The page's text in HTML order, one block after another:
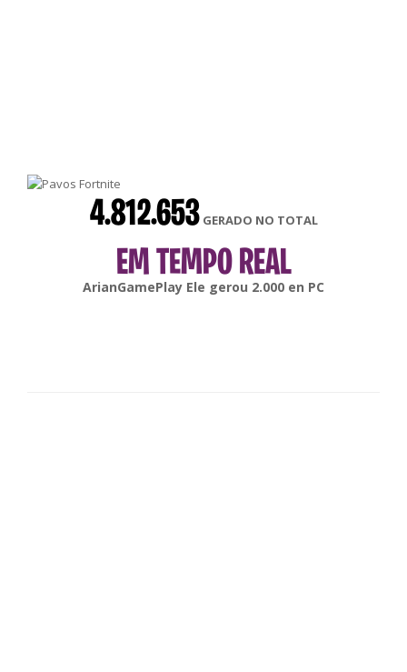
4.812.653 GERADO NO TOTAL
EM TEMPO REAL
gonsabellaEle gerou6.000enAndroid